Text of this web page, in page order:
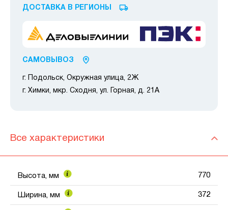
ДОСТАВКА В РЕГИОНЫ
САМОВЫВОЗ
г. Подольск, Окружная улица, 2Ж
г. Химки, мкр. Сходня, ул. Горная, д. 21А
Все характеристики
Высота, мм 770
Ширина, мм 372